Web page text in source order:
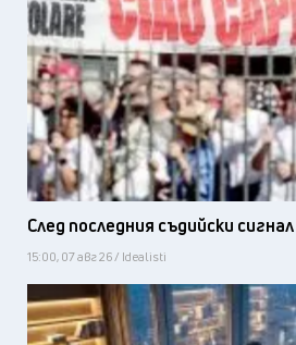
След последния съдийски сигнал
15:00, 07 авг 26 / Idealisti